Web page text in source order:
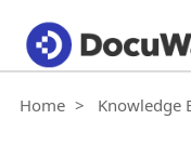
Home Knowledge